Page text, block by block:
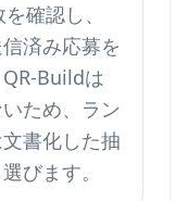
確認し、
済み応募を
Buildは
ため、ラン
書化した抽
びます。